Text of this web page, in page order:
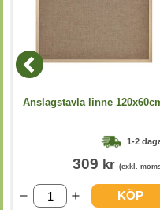
Anslagstavla linne
1-2
309 kr (exkl.
KÖP